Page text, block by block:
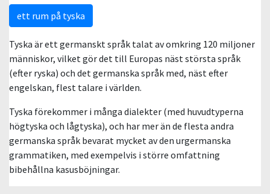
ett rum på tyska
Tyska är ett germanskt språk talat av omkring 120 miljoner
människor, vilket gör det till Europas näst största språk
(efter ryska) och det germanska språk med, näst efter
engelskan, flest talare i världen.
Tyska förekommer i många dialekter (med huvudtyperna
högtyska och lågtyska), och har mer än de flesta andra
germanska språk bevarat mycket av den urgermanska
grammatiken, med exempelvis i större omfattning
bibehållna kasusböjningar.